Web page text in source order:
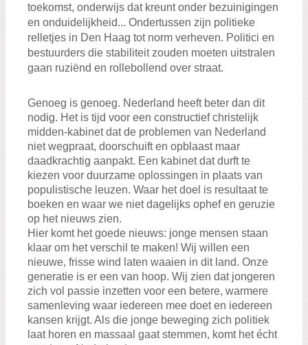
toekomst, onderwijs dat kreunt onder bezuinigingen
en onduidelijkheid... Ondertussen zijn politieke
relletjes in Den Haag tot norm verheven. Politici en
bestuurders die stabiliteit zouden moeten uitstralen
gaan ruziënd en rollebollend over straat.
Genoeg is genoeg. Nederland heeft beter dan dit
nodig. Het is tijd voor een constructief christelijk
midden-kabinet dat de problemen van Nederland
niet wegpraat, doorschuift en opblaast maar
daadkrachtig aanpakt. Een kabinet dat durft te
kiezen voor duurzame oplossingen in plaats van
populistische leuzen. Waar het doel is resultaat te
boeken en waar we niet dagelijks ophef en geruzie
op het nieuws zien.
Hier komt het goede nieuws: jonge mensen staan
klaar om het verschil te maken! Wij willen een
nieuwe, frisse wind laten waaien in dit land. Onze
generatie is er een van hoop. Wij zien dat jongeren
zich vol passie inzetten voor een betere, warmere
samenleving waar iedereen mee doet en iedereen
kansen krijgt. Als die jonge beweging zich politiek
laat horen en massaal gaat stemmen, komt het écht